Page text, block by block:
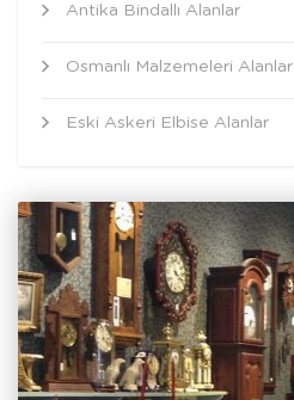
Antika Bindallı Alanlar
Osmanlı Malzemeleri Alanlar
Eski Askeri Elbise Alanlar